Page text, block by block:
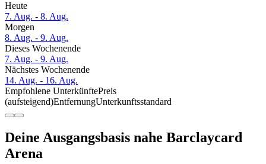
Heute
7. Aug. - 8. Aug.
Morgen
8. Aug. - 9. Aug.
Dieses Wochenende
7. Aug. - 9. Aug.
Nächstes Wochenende
14. Aug. - 16. Aug.
Empfohlene UnterkünftePreis
(aufsteigend)EntfernungUnterkunftsstandard
Deine Ausgangsbasis nahe Barclaycard
Arena